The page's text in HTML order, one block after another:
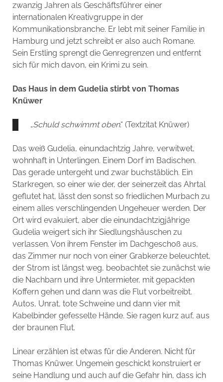
zwanzig Jahren als Geschäftsführer einer
internationalen Kreativgruppe in der
Kommunikationsbranche. Er lebt mit seiner Familie in
Hamburg und jetzt schreibt er also auch Romane.
Sein Erstling sprengt die Genregrenzen und entfernt
sich für mich davon, ein Krimi zu sein.
Das Haus in dem Gudelia stirbt von Thomas
Knüwer
„Schuld schwimmt oben.“ (Textzitat Knüwer)
Das weiß Gudelia, einundachtzig Jahre, verwitwet,
wohnhaft in Unterlingen. Einem Dorf im Badischen.
Das gerade untergeht und zwar buchstäblich. Ein
Starkregen, so einer wie der, der seinerzeit das Ahrtal
geflutet hat, lässt den sonst so friedlichen Murbach zu
einem alles verschlingenden Ungeheuer werden. Der
Ort wird evakuiert, aber die einundachtzigjährige
Gudelia weigert sich ihr Siedlungshäuschen zu
verlassen. Von ihrem Fenster im Dachgeschoß aus,
das Zimmer nur noch von einer Grabkerze beleuchtet,
der Strom ist längst weg, beobachtet sie zunächst wie
die Nachbarn und ihre Untermieter, mit gepackten
Koffern gehen und dann was die Flut vorbeitreibt.
Autos, Unrat, tote Schweine und dann vier mit
Kabelbinder gefesselte Hände. Sie ragen kurz auf, aus
der braunen Flut.
Linear erzählen ist etwas für die Anderen. Nicht für
Thomas Knüwer. Ungemein geschickt konstruiert er
seine Handlung und auch auf die Gefahr hin, dass ich